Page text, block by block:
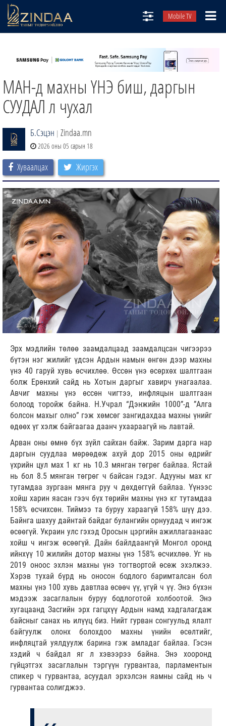
Mobile TV
ТВ8
ӨГЛӨӨНИЙ СОНИН
АУДИО ЗОХИОЛ
ЗИНДАА СЭТГҮҮЛ
МАН-д махны ҮНЭ биш, даргын
СУУДАЛ л чухал
Б.Сэцэн | Zindaa.mn
2026 оны 05 сарын 18
Хуваалцах Жиргэх
Эрх мэдлийн төлөө заамдалцаад заамдалцсан чигээрээ
бүтэн нэг жилийг үдсэн Ардын намын өнгөн дээр махны
үнэ 40 гаруй хувь өсчихлөө. Өссөн үнэ өсөрхөх шалтгаан
болж Ерөнхий сайд нь Хотын даргыг хавирч унагаалаа.
Авчиг махны үнэ өссөн чигтээ, инфляцын шалтгаан
болоод торойж байна. Н.Учрал “Дэнжийн 1000”-д ”Алга
болсон махыг олно” гэж хөмсөг зангидахдаа махны үнийг
өдөөх үг хэлж байгаагаа даанч ухаараагүй нь лавтай.
Арван оны өмнө бүх зүйл сайхан байж. Зарим дарга нар
даргын суудлаа мөрөөдөж ахуй дор 2015 оны өдрийг
үхрийн цул мах 1 кг нь 10.3 мянган төгрөг байлаа. Ястай
нь бол 8.5 мянган төгрөг ч байсан гэдэг. Адууны мах кг
тутамдаа зургаан мянга руу ч дөхдөггүй байлаа. Үүнээс
хойш харин яасан гээч бүх төрийн махны үнэ кг тутамдаа
158% өсчихсөн. Тиймээ та буруу хараагүй 158% шүү дээ.
Байнга шахуу дайнтай байдаг булангийн орнуудад ч ингэж
өсөөгүй. Украин улс гэхэд Оросын цэргийн ажиллагаанаас
хойш ч ингэж өсөөгүй. Дайн байлдаангүй Монгол оронд
ийнхүү 10 жилийн дотор махны үнэ 158% өсчихлөө. Уг нь
2019 оноос эхлэн махны үнэ тогтвортой өсөж эхэлжээ.
Хэрэв тухай бүрд нь оносон бодлого баримталсан бол
махны үнэ 100 хувь давтлаа өсөөч үү, үгүй ч үү. Энэ бүхэн
мэдээж засаглалын буруу бодлоготой холбоотой. Энэ
хугацаанд Засгийн эрх гагцхүү Ардын намд хадгалагдаж
байсныг санах нь илүүц биз. Нийт гурван сонгуульд ялалт
байгуулж олонх болохдоо махны үнийн өсөлтийг,
инфляцтай уялдуулж барина гэж амладаг байлаа. Гэсэн
хэдий ч байдал яг л хэвээрээ байна. Энэ хооронд
гүйцэтгэх засаглалын тэргүүн гурвантаа, парламентын
спикер ч гурвантаа, асуудал эрхэлсэн яамны сайд нь ч
гурвантаа солигджээ.